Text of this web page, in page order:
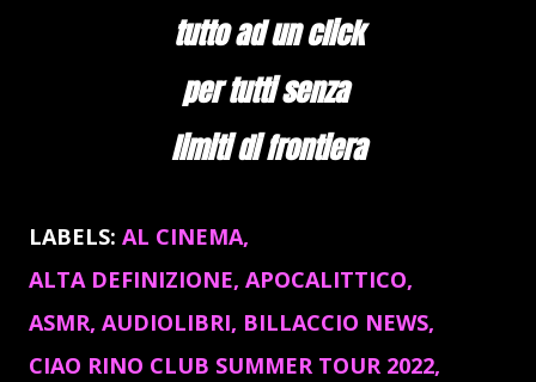
tutto ad un click
per tutti senza
limiti di frontiera
LABELS: AL CINEMA
ALTA DEFINIZIONE APOCALITTICO
ASMR AUDIOLIBRI BILLACCIO NEWS
CIAO RINO CLUB SUMMER TOUR 2022